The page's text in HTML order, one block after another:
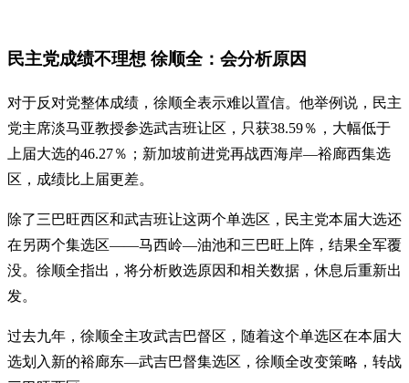
民主党成绩不理想 徐顺全：会分析原因
对于反对党整体成绩，徐顺全表示难以置信。他举例说，民主
党主席淡马亚教授参选武吉班让区，只获38.59％，大幅低于
上届大选的46.27％；新加坡前进党再战西海岸—裕廊西集选
区，成绩比上届更差。
除了三巴旺西区和武吉班让这两个单选区，民主党本届大选还
在另两个集选区——马西岭—油池和三巴旺上阵，结果全军覆
没。徐顺全指出，将分析败选原因和相关数据，休息后重新出
发。
过去九年，徐顺全主攻武吉巴督区，随着这个单选区在本届大
选划入新的裕廊东—武吉巴督集选区，徐顺全改变策略，转战